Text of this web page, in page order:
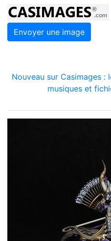
Envoyer une image
Nouveau sur Casimages
musiques et